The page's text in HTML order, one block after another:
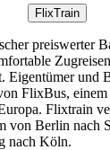
FlixTrain
preiswerter
Eigentümer und
FlixBus, einem
Flixtrain
von Berlin nach
nach Köln.